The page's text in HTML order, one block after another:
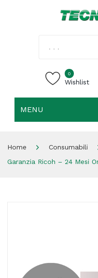
0
Wishlist
MENU
ORDINI
Home Consumabili
Garanzia Ricoh – 24 Mesi